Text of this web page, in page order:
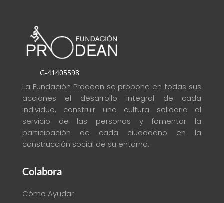
G-41405598
La Fundación Prodean se propone en todas sus
acciones el desarrollo integral de cada
individuo, construir una cultura solidaria al
servicio de las personas y fomentar la
participación de cada ciudadano en la
construcción social de su entorno.
Colabora
Cómo Ayudar